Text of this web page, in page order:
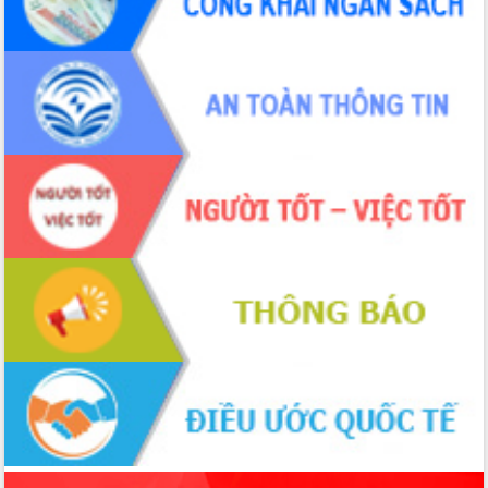
để phát triển du lịch Đắk Lắk
Khởi động Dự án Đầu tư xây dựng hạ
tầng kỹ thuật Cụm công nghiệp Tân
Tiến
Gặp mặt các cơ quan báo chí nhân Kỷ
niệm 101 năm Ngày Báo chí Cách
mạng Việt Nam
Đắk Lắk sơ kết 4 năm triển khai thực
hiện Đề án 06 của Chính phủ
Họp báo thông tin về Hội nghị Công bố
Quy hoạch và Xúc tiến đầu tư tỉnh Đắk
Khơi thông điểm nghẽn, đẩy nhanh
giải ngân vốn khắc phục thiên tai
HĐND tỉnh thông qua điều chỉnh Quy
hoạch tỉnh thời kỳ 2021-2030
Hội thảo góp ý hồ sơ điều chỉnh quy
hoạch tỉnh Đắk Lắk thời kỳ 2021-2030,
tầm nhìn đến năm 2050
Nâng cao hiệu quả hoạt động của các